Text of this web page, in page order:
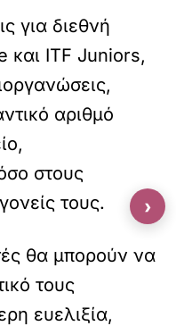
για διεθνή
και ITF Juniors,
αριθμό
στους
τους.
θα μπορούν να
τους
ευελιξία,
›